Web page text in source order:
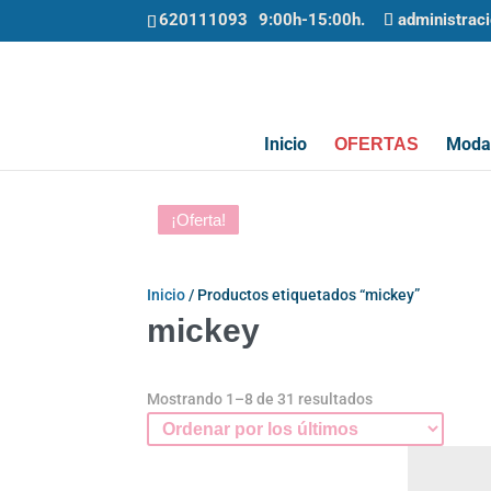
620111093
Inicio OFERTAS
Inicio/ Productos etiquetados “mickey”
mickey
Mostrando 1–8 de 31 resultadosOrdenado
los
¡Oferta!
¡Oferta!
¡Oferta!
¡Oferta!
¡Oferta!
¡Oferta!
¡Oferta!